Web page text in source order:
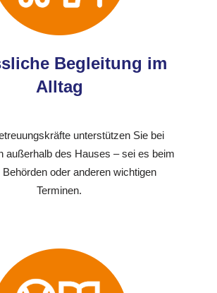
Begleitung im
Alltag
unterstützen Sie bei
außerhalb des Hauses – sei es beim
oder anderen wichtigen
Terminen.